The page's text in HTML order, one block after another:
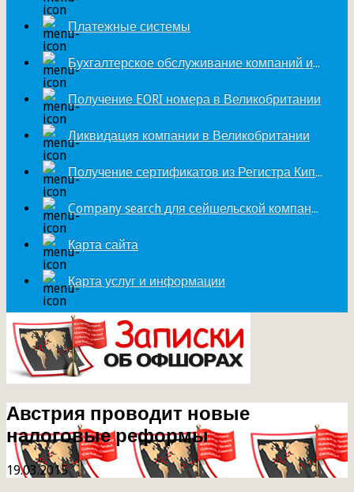
Платежные системы
Бухгалтерское обслуживание компаний из Великобритании
Получение EORI номера в Великобритании
Ликвидация компании в Великобритании
Получение сертификатов из Регистра Кипра
Company search для сейшельской компании
Карта сайта
Карта услуг и информации
Австрия проводит новые
налоговые реформы
19.03.2015